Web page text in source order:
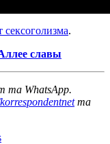
сексоголизма.
славы
та WhatsApp.
та